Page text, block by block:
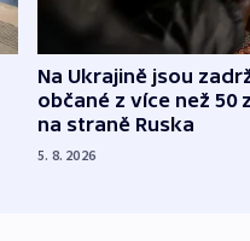
Na Ukrajině jsou
občané z více než 50
na straně Ruska
5. 8. 2026